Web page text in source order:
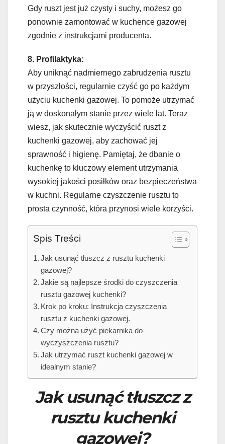
Gdy ruszt jest już czysty i suchy, możesz go
ponownie zamontować w kuchence gazowej
zgodnie z instrukcjami producenta.
8. Profilaktyka:
Aby uniknąć nadmiernego zabrudzenia rusztu
w przyszłości, regularnie czyść go po każdym
użyciu kuchenki gazowej. To pomoże utrzymać
ją w doskonałym stanie przez wiele lat. Teraz
wiesz, jak skutecznie wyczyścić ruszt z
kuchenki gazowej, aby zachować jej
sprawność i higienę. Pamiętaj, że dbanie o
kuchenkę to kluczowy element utrzymania
wysokiej jakości posiłków oraz bezpieczeństwa
w kuchni. Regularne czyszczenie rusztu to
prosta czynność, która przynosi wiele korzyści.
Spis Treści
Jak usunąć tłuszcz z rusztu kuchenki
gazowej?
Jakie są najlepsze środki do czyszczenia
rusztu gazowej kuchenki?
Krok po kroku: Instrukcja czyszczenia
rusztu z kuchenki gazowej.
Czy można użyć piekarnika do
wyczyszczenia rusztu?
Jak utrzymać ruszt kuchenki gazowej w
idealnym stanie?
Jak usunąć tłuszcz z
rusztu kuchenki
gazowej?